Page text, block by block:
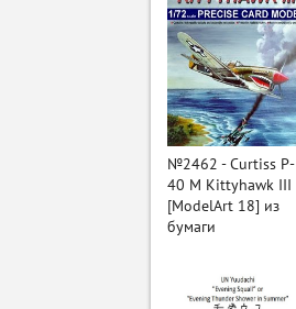
№2462 - Curtiss P-
40 M Kittyhawk III
[ModelArt 18] из
бумаги